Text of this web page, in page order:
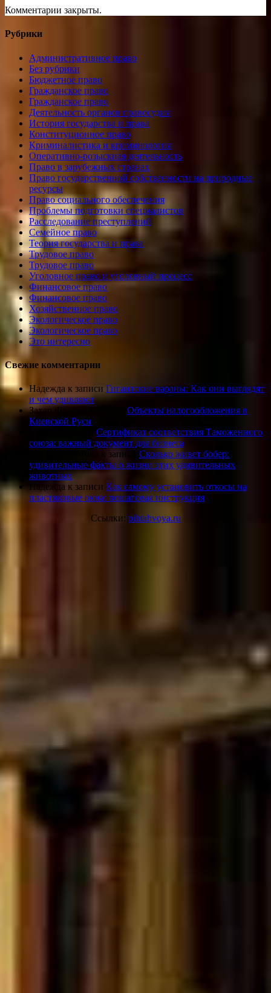
Комментарии закрыты.
Рубрики
Административное право
Без рубрики
Бюджетное право
Гражданское право
Гражданское право
Деятельность органов правосудия
История государства и права
Конституционное право
Криминалистика и криминология
Оперативно-розыскная деятельность
Право в зарубежных странах
Право государственной собственности на природные
ресурсы
Право социального обеспечения
Проблемы подготовки специалистов
Расследование преступлений
Семейное право
Теория государства и права
Трудовое право
Трудовое право
Уголовное право и уголовный процесс
Финансовое право
Финансовое право
Хозяйственное право
Экологическое право
Экологическое право
Это интересно
Свежие комментарии
Надежда к записи Гигантские вараны: Как они выглядят
и чем удивляют
Захар Фролов
Объекты налогообложения в
Киевской Руси
Сертификат соответствия Таможенного
союза: важный документ для бизнеса
к записи Сколько живет бобер:
удивительные факты о жизни этих удивительных
животных
Надежда к записи Как самому установить откосы на
пластиковые окна: пошаговая инструкция
Ссылки: pihtahvoya.ru